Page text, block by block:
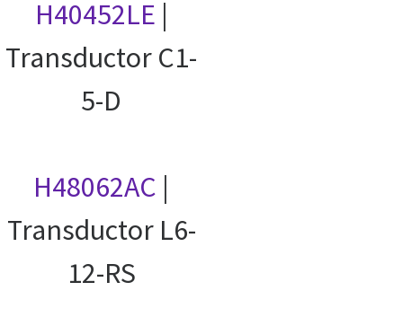
H40452LE |
Transductor C1-
5-D
H48062AC |
Transductor L6-
12-RS